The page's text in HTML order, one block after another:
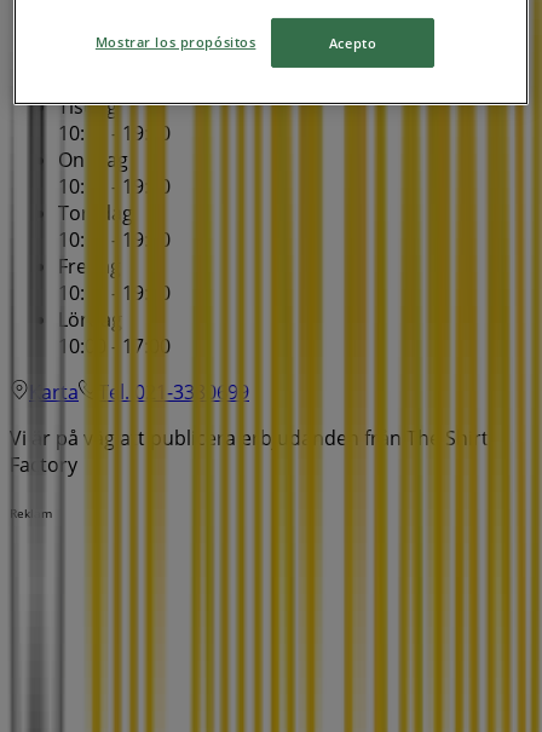
Måndag
Tisdag
10:00 - 19:00
Onsdag
10:00 - 19:00
Torsdag
10:00 - 19:00
Fredag
10:00 - 19:00
Lördag
10:00 - 17:00
Karta
Tel. 021-3380699
Vi är på väg att publicera erbjudanden från The Shirt
Factory
Reklam
Mostrar los propósitos Acepto